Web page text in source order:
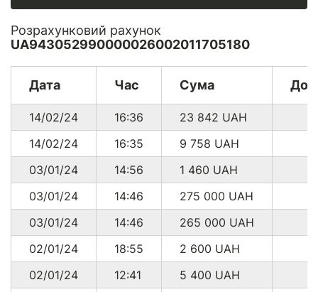
Розрахунковий рахунок
UA943052990000026002011705180
Дата Час Сума
14/02/24 16:36 23 842 UAH
14/02/24
16:35 9 758 UAH
03/01/24
14:56 1 460 UAH
03/01/24
14:46 275 000 UAH
03/01/24
14:46 265 000 UAH
02/01/24
18:55 2 600 UAH
02/01/24
12:41 5 400 UAH